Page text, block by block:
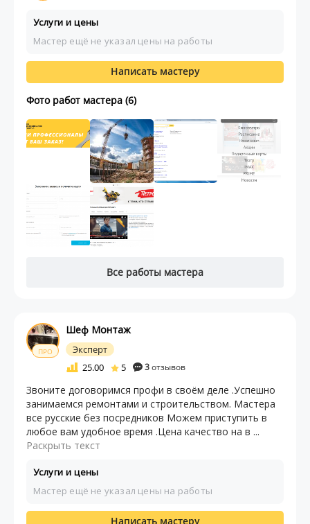
Услуги и цены
Мастер ещё не указал цены на работы
Написать мастеру
Фото работ мастера (6)
Все работы мастера
ПРО
Шеф Монтаж
Эксперт
25.00
5 3отзывов
Звоните договоримся профи в своём деле .Успешно
занимаемся ремонтами и строительством. Мастера
все русские без посредников Можем приступить в
любое вам удобное время .Цена качество на в ...
Раскрыть текст
Услуги и цены
Мастер ещё не указал цены на работы
Написать мастеру